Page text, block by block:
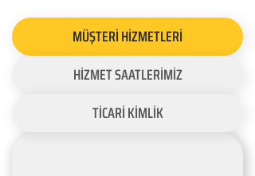
MÜŞTERİ HİZMETLERİ
HİZMET SAATLERİMİZ
TİCARİ KİMLİK